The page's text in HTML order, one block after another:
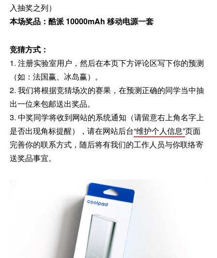
入抽奖之列）
本场奖品：酷派 10000mAh 移动电源一套
竞猜方式：
1. 注册实验室用户，然后在本页下方评论区写下你的预测
（如：法国赢、冰岛赢）。
2. 我们将根据竞猜场次的赛果，在预测正确的同学当中抽
出一位来包邮送出奖品。
3. 中奖同学将收到网站的系统通知（请留意右上角名字上
是否出现角标提醒），请在网站后台“维护个人信息”页面
完善你的联系方式，随后将有我们的工作人员与你联络寄
送奖品事宜。